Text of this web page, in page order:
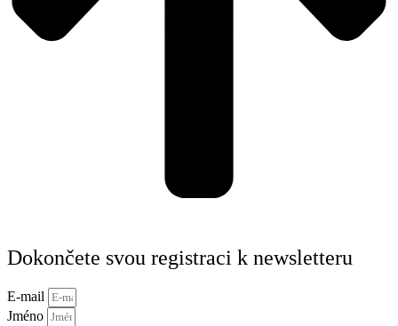
Dokončete svou registraci k newsletteru
E-mail
Jméno